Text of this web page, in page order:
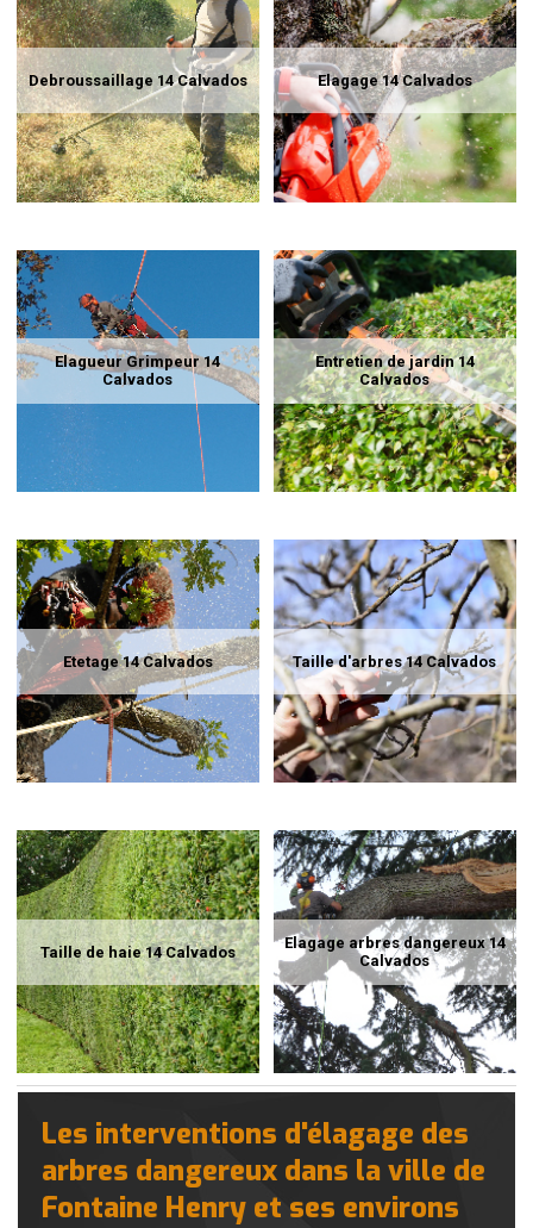
Debroussaillage 14 Calvados Elagage 14 Calvados
Elagueur Grimpeur 14
Calvados
Entretien de jardin 14
Calvados
Etetage 14 Calvados Taille d'arbres 14 Calvados
Taille de haie 14 Calvados
Elagage arbres dangereux 14
Calvados
Les interventions d'élagage des
arbres dangereux dans la ville de
Fontaine Henry et ses environs